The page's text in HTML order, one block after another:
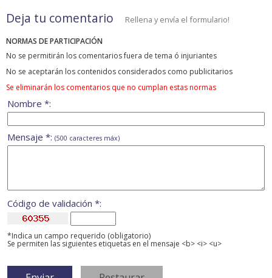
Deja tu comentario Rellena y envía el formulario!
NORMAS DE PARTICIPACIÓN
No se permitirán los comentarios fuera de tema ó injuriantes
No se aceptarán los contenidos considerados como publicitarios
Se eliminarán los comentarios que no cumplan estas normas
Nombre *:
Mensaje *: (500 caracteres máx)
Código de validación *:
*Indica un campo requerido (obligatorio)
Se permiten las siguientes etiquetas en el mensaje <b> <i> <u>